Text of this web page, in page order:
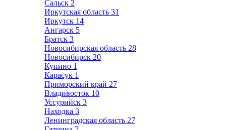
Сальск 2
Иркутская область 31
Иркутск 14
Ангарск 5
Братск 3
Новосибирская область 28
Новосибирск 20
Купино 1
Карасук 1
Приморский край 27
Владивосток 10
Уссурийск 3
Находка 3
Ленинградская область 27